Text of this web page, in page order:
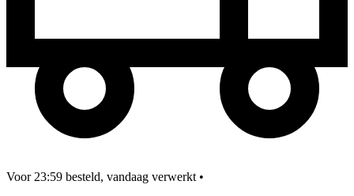
Voor 23:59 besteld, vandaag verwerkt •